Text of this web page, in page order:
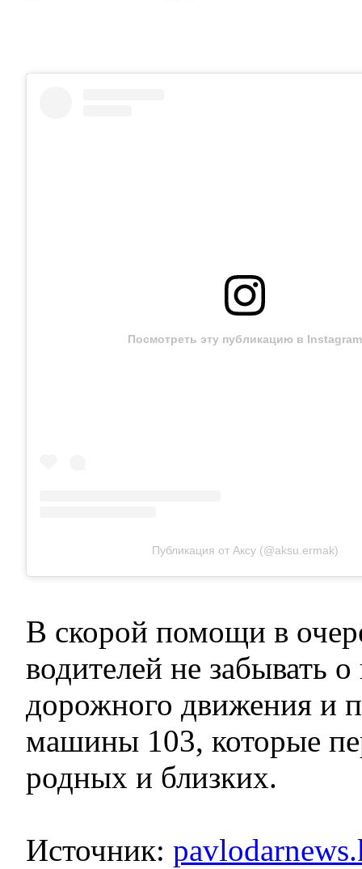
Посмотреть эту публикацию в Instagram
Публикация от Аксу (@aksu.ermak)
В скорой помощи в
водителей не забывать
дорожного движения и
машины 103, которые
родных и близких.
Источник: